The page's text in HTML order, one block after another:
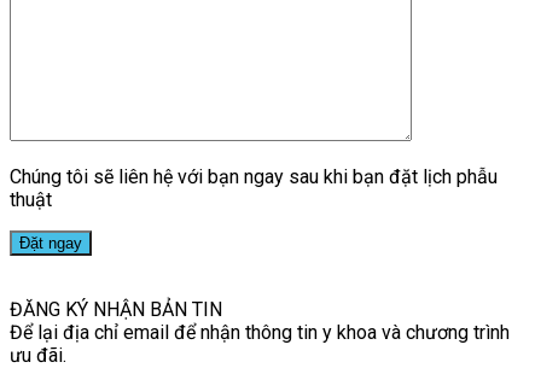
Chúng tôi sẽ liên hệ với bạn ngay sau khi bạn đặt lịch phẫu
thuật
ĐĂNG KÝ NHẬN BẢN TIN
Để lại địa chỉ email để nhận thông tin y khoa và chương trình
ưu đãi.